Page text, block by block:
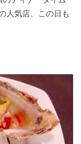
人気店、この日も